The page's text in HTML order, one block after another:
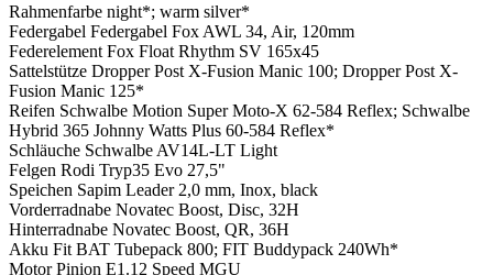
Rahmenfarbe night*; warm silver*
Federgabel Federgabel Fox AWL 34, Air, 120mm
Federelement Fox Float Rhythm SV 165x45
Sattelstütze Dropper Post X-Fusion Manic 100; Dropper Post X-
Fusion Manic 125*
Reifen Schwalbe Motion Super Moto-X 62-584 Reflex; Schwalbe
Hybrid 365 Johnny Watts Plus 60-584 Reflex*
Schläuche Schwalbe AV14L-LT Light
Felgen Rodi Tryp35 Evo 27,5"
Speichen Sapim Leader 2,0 mm, Inox, black
Vorderradnabe Novatec Boost, Disc, 32H
Hinterradnabe Novatec Boost, QR, 36H
Akku Fit BAT Tubepack 800; FIT Buddypack 240Wh*
MotorPinion E1.12 Speed MGU